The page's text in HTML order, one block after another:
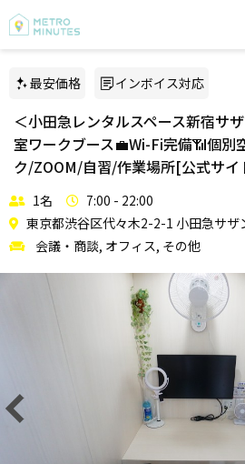
最安価格 インボイス対応
＜小田急レンタルスペース新宿サ
室ワークブース💼Wi-Fi完備📶個別
ク/ZOOM/自習/作業場所[公式サイ
1名
7:00 - 22:00
東京都渋谷区代々木2-2-1 小田急サザ
会議・商談, オフィス, その他